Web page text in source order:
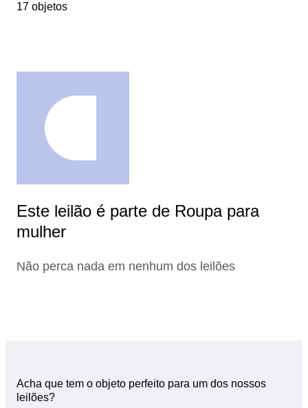
17 objetos
Este leilão é parte de Roupa para
mulher
Não perca nada em nenhum dos leilões
Acha que tem o objeto perfeito para um dos nossos
leilões?